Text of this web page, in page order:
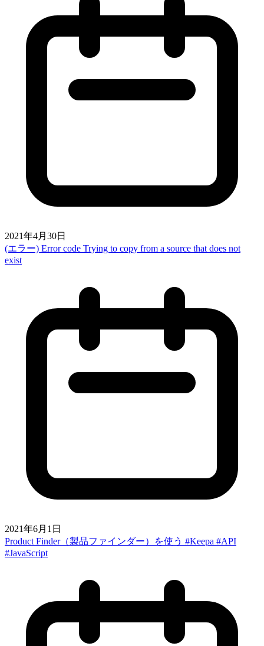
2021年4月30日
(エラー) Error code Trying to copy from a source that does not
exist
2021年6月1日
Product Finder（製品ファインダー）を使う #Keepa #API
#JavaScript